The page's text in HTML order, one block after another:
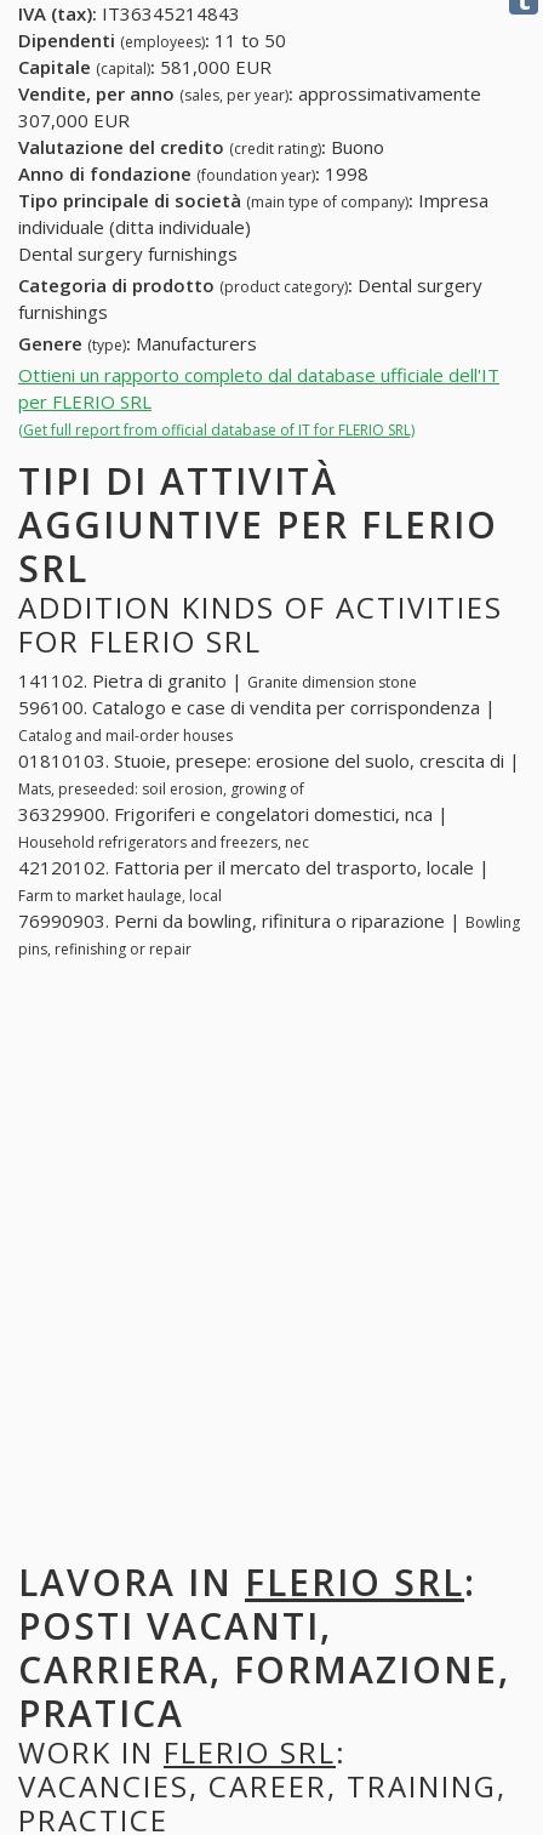
IVA (tax): IT36345214843
Dipendenti (employees): 11 to 50
Capitale (capital): 581,000 EUR
Vendite, per anno (sales, per year): approssimativamente
307,000 EUR
Valutazione del credito (credit rating): Buono
Anno di fondazione (foundation year): 1998
Tipo principale di società (main type of company): Impresa
individuale (ditta individuale)
Dental surgery furnishings
Categoria di prodotto (product category): Dental surgery
furnishings
Genere (type): Manufacturers
Ottieni un rapporto completo dal database ufficiale dell'IT
per FLERIO SRL
(Get full report from official database of IT for FLERIO SRL)
TIPI DI ATTIVITÀ
AGGIUNTIVE PER FLERIO
SRL
ADDITION KINDS OF ACTIVITIES
FOR FLERIO SRL
141102. Pietra di granito | Granite dimension stone
596100. Catalogo e case di vendita per corrispondenza |
Catalog and mail-order houses
01810103. Stuoie, presepe: erosione del suolo, crescita di |
Mats, preseeded: soil erosion, growing of
36329900. Frigoriferi e congelatori domestici, nca |
Household refrigerators and freezers, nec
42120102. Fattoria per il mercato del trasporto, locale |
Farm to market haulage, local
76990903. Perni da bowling, rifinitura o riparazione | Bowling
pins, refinishing or repair
LAVORA IN FLERIO SRL:
POSTI VACANTI,
CARRIERA, FORMAZIONE,
PRATICA
WORK IN FLERIO SRL:
VACANCIES, CAREER, TRAINING,
PRACTICE